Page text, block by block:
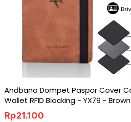
Andbana Dompet Paspor Cover
Wallet RFID Blocking - YX79 - Brown
Rp21.100